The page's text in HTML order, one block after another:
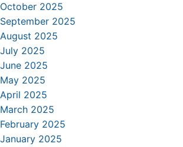
October 2025
September 2025
August 2025
July 2025
June 2025
May 2025
April 2025
March 2025
February 2025
January 2025